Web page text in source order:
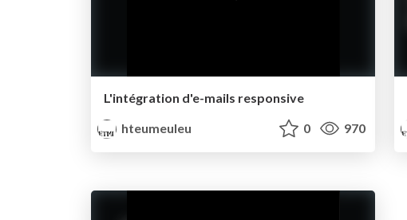
L'intégration d'e-mails responsive
hteumeuleu
0 970